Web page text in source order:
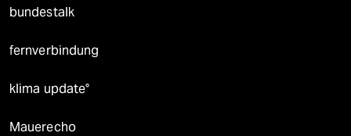
bundestalk
fernverbindung
klima update°
Mauerecho